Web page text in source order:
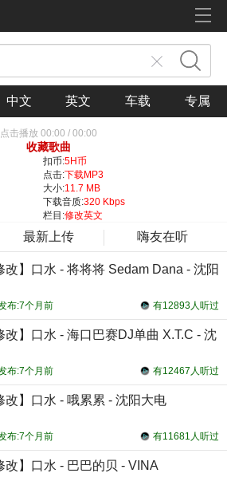
中文 英文 车载 专属
点击播放 00:00 / 00:00
收藏歌曲
扣币:5H币
点击:下载MP3
大小:11.7 MB
下载音质:320 Kbps
栏目:修改英文
最新上传 嗨友在听
改】口水 - 将将将 Sedam Dana - 沈阳
有12893人听过
布:7个月前
改】口水 - 海口巴赛DJ单曲 X.T.C - 沈
有12467人听过
布:7个月前
改】口水 - 哦累累 - 沈阳大电
有11681人听过
布:7个月前
改】口水 - 巴巴的贝 - VINA